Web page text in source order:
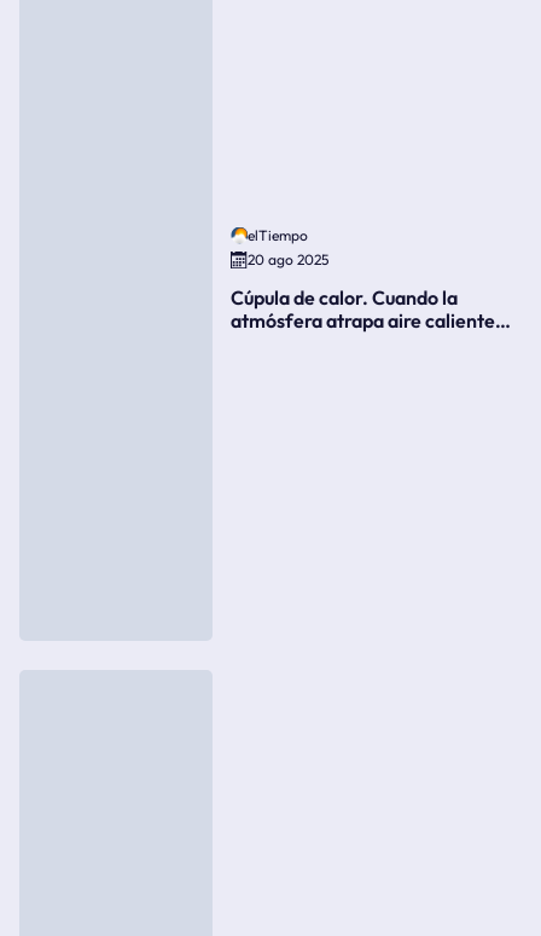
elTiempo
20 ago 2025
Cúpula de calor. Cuando la
atmósfera atrapa aire caliente